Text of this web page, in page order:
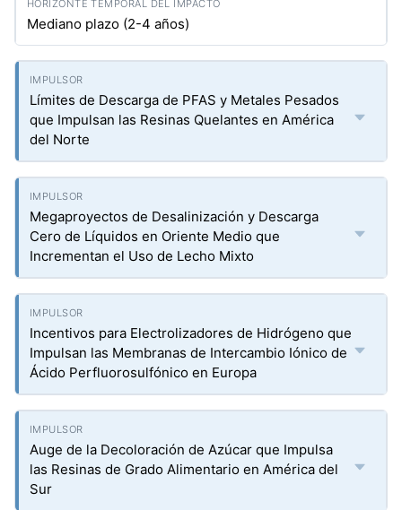
Mediano plazo (2-4 años)
Límites de Descarga de PFAS y Metales Pesados
que Impulsan las Resinas Quelantes en América
del Norte
Megaproyectos de Desalinización y Descarga
Cero de Líquidos en Oriente Medio que
Incrementan el Uso de Lecho Mixto
Incentivos para Electrolizadores de Hidrógeno que
Impulsan las Membranas de Intercambio Iónico de
Ácido Perfluorosulfónico en Europa
Auge de la Decoloración de Azúcar que Impulsa
las Resinas de Grado Alimentario en América del
Sur